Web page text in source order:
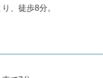
、徒歩8分。